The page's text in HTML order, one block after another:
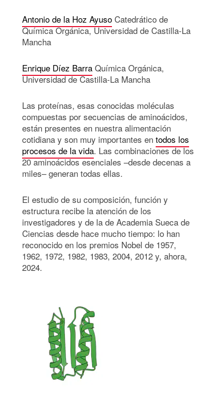
Antonio de la Hoz Ayuso Catedrático de
Química Orgánica, Universidad de Castilla-La
Mancha
Enrique Díez Barra Química Orgánica,
Universidad de Castilla-La Mancha
Las proteínas, esas conocidas moléculas
compuestas por secuencias de aminoácidos,
están presentes en nuestra alimentación
cotidiana y son muy importantes en todos los
procesos de la vida. Las combinaciones de los
20 aminoácidos esenciales –desde decenas a
miles– generan todas ellas.
El estudio de su composición, función y
estructura recibe la atención de los
investigadores y de la de Academia Sueca de
Ciencias desde hace mucho tiempo: lo han
reconocido en los premios Nobel de 1957,
1962, 1972, 1982, 1983, 2004, 2012 y, ahora,
2024.